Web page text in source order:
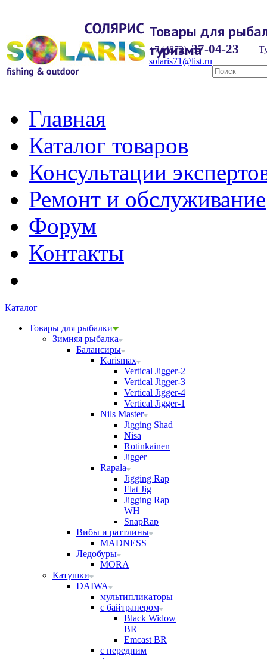
Товары для
туризма
+7 (4872) 37-04-23
solaris71@list.ru
Главная
Каталог товаров
Консультации
Ремонт и обслуживание
Форум
Контакты
Каталог
Товары для рыбалки
Зимняя рыбалка
Балансиры
Karismax
Vertical Jigger-2
Vertical Jigger-3
Vertical Jigger-4
Vertical Jigger-1
Nils Master
Jigging Shad
Nisa
Rotinkainen
Jigger
Rapala
Jigging Rap
Flat Jig
Jigging Rap
WH
SnapRap
Вибы и раттлины
MADNESS
Ледобуры
MORA
Катушки
DAIWA
мультипликаторы
с байтранером
Black Widow
BR
Emcast BR
с передним